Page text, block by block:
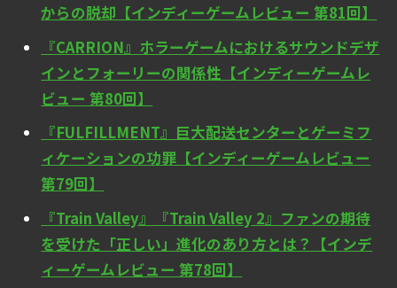
からの脱却【インディーゲームレビュー 第81回】
『CARRION』ホラーゲームにおけるサウンドデザ
インとフォーリーの関係性【インディーゲームレ
ビュー 第80回】
『FULFILLMENT』巨大配送センターとゲーミフ
ィケーションの功罪【インディーゲームレビュー
第79回】
『Train Valley』『Train Valley 2』ファンの期待
を受けた「正しい」進化のあり方とは？【インデ
ィーゲームレビュー 第78回】